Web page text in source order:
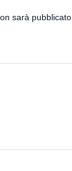
sarà pubblicato.